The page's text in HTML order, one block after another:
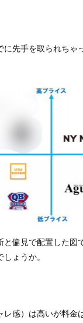
先手を取られちゃ
と偏見で配置した図
ょうか。
レ感）は高いが料金